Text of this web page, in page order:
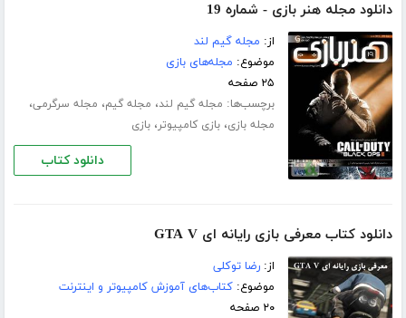
دانلود مجله هنر بازی - شماره 19
از: مجله گیم لند
موضوع: مجله‌های بازی
۲۵ صفحه
برچسب‌ها: مجله گیم لند، مجله گیم، مجله سرگرمی،
مجله بازی،بازی کامپیوتر،بازی
دانلود کتاب
دانلود کتاب معرفی بازی رایانه ای GTA V
از:رضا توکلی
موضوع:کتاب‌های آموزش کامپیوتر و اینترنت
۲۰ صفحه